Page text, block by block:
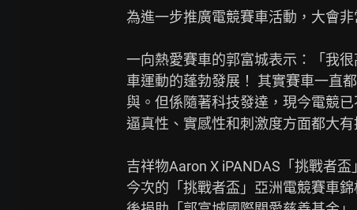
為進一步推廣電競賽車活動，大會
一向熱愛賽車的郭富城表示：「我
車運動的蓬勃發展！ 其實賽車一直
與。但係隨著科技發達，現今電競
逼真性、實感性和刺激度方面都大
吉祥物Aaron X iPANDAS「挑戰者
今次的「挑戰者盃」亞洲電競賽車